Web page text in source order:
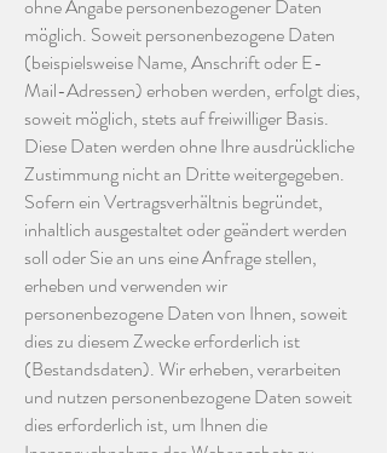
ohne Angabe personenbezogener Daten
möglich. Soweit personenbezogene Daten
(beispielsweise Name, Anschrift oder E-
Mail-Adressen) erhoben werden, erfolgt dies,
soweit möglich, stets auf freiwilliger Basis.
Diese Daten werden ohne Ihre ausdrückliche
Zustimmung nicht an Dritte weitergegeben.
Sofern ein Vertragsverhältnis begründet,
inhaltlich ausgestaltet oder geändert werden
soll oder Sie an uns eine Anfrage stellen,
erheben und verwenden wir
personenbezogene Daten von Ihnen, soweit
dies zu diesem Zwecke erforderlich ist
(Bestandsdaten). Wir erheben, verarbeiten
und nutzen personenbezogene Daten soweit
dies erforderlich ist, um Ihnen die